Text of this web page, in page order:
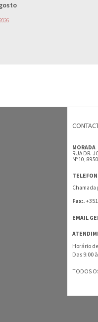
MORADA
RUA DR.
Nº10,
Chamada
Fax:.
EMAIL
Horário
Das 9:00
TODOS